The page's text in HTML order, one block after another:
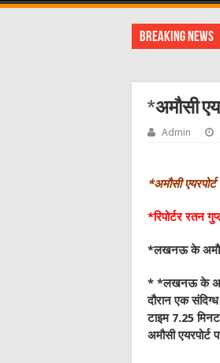
Breaking News
*अमौसी
Admin
*अमौसी
*रिपोर्टर रतन
*लखनऊ के
* *लखनऊ के
दौरान एक
टाइम 7.25
अमौसी